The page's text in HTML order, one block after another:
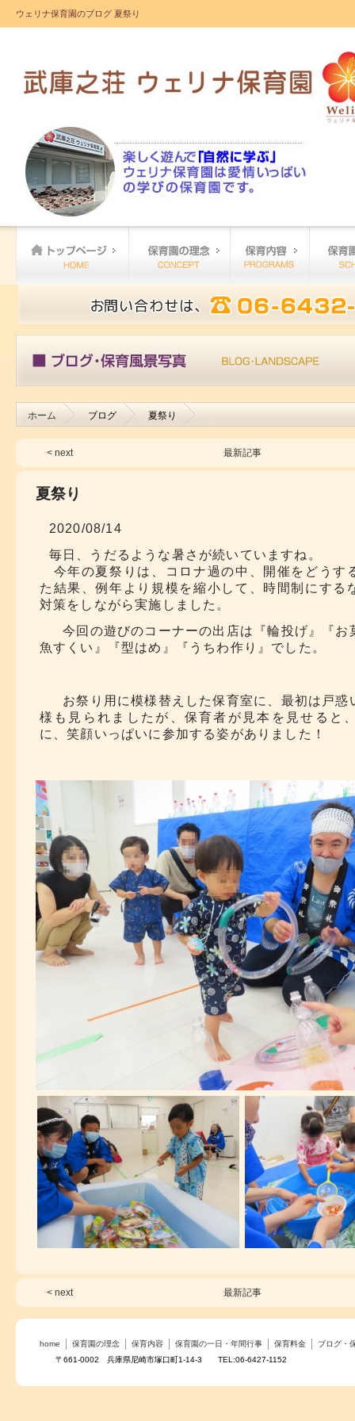
ウェリナ保育園のブログ 夏祭り
ホーム ブログ 夏祭り
< next 最新記事
夏祭り
2020/08/14
毎日、うだるような暑さが続いていますね。
今年の夏祭りは、コロナ過の中、開催をどうす
た結果、例年より規模を縮小して、時間制にする
対策をしながら実施しました。
今回の遊びのコーナーの出店は『輪投げ』『お
魚すくい』『型はめ』『うちわ作り』でした。
お祭り用に模様替えした保育室に、最初は戸惑
様も見られましたが、保育者が見本を見せると
に、笑顔いっぱいに参加する姿がありました！
< next 最新記事
home 保育園の理念 保育内容 保育園の一日・年間行事 保育料金
ブログ・
〒661-0002 兵庫県尼崎市塚口町1-14-3 TEL:06-6427-1152